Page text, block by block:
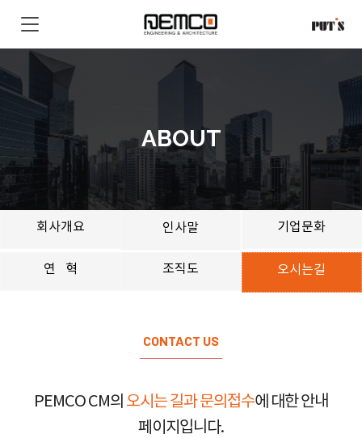
ABOUT
회사개요 인사말 기업문화
연 혁 조직도 오시는길
CONTACT US
PEMCO CM의 오시는 길과 문의접수에 대한 안내
페이지입니다.